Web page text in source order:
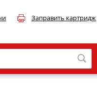
Заправить картридж